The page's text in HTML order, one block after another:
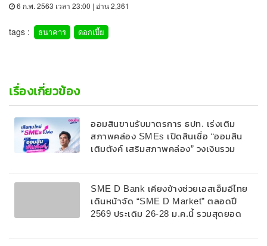
6 ก.พ. 2563 เวลา 23:00 | อ่าน 2,361
tags : ธนาคาร ดอกเบี้ย
เรื่องเกี่ยวข้อง
ออมสินขานรับมาตรการ ธปท. เร่งเติม
สภาพคล่อง SMEs เปิดสินเชื่อ “ออมสิน
เติมตังค์ เสริมสภาพคล่อง” วงเงินรวม
สูงสุด 10 ปี
SME D Bank เคียงข้างช่วยเอสเอ็มอีไทย
เดินหน้าจัด “SME D Market” ตลอดปี
2569 ประเดิม 26-28 ม.ค.นี้ รวมสุดยอด